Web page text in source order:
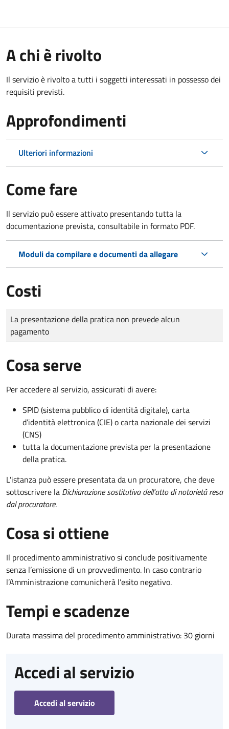
A chi è rivolto
Il servizio è rivolto a tutti i soggetti interessati in possesso dei
requisiti previsti.
Approfondimenti
Ulteriori informazioni
Come fare
Il servizio può essere attivato presentando tutta la
documentazione prevista, consultabile in formato PDF.
Moduli da compilare e documenti da allegare
Costi
Tipo di pagamento
Importo
La presentazione della pratica non prevede alcun
pagamento
Cosa serve
Per accedere al servizio, assicurati di avere:
SPID (sistema pubblico di identità digitale), carta
d’identità elettronica (CIE) o carta nazionale dei servizi
(CNS)
tutta la documentazione prevista per la presentazione
della pratica.
L'istanza può essere presentata da un procuratore, che deve
sottoscrivere la Dichiarazione sostitutiva dell'atto di notorietà resa
dal procuratore.
Cosa si ottiene
Il procedimento amministrativo si conclude positivamente
senza l’emissione di un provvedimento. In caso contrario
l’Amministrazione comunicherà l’esito negativo.
Tempi e scadenze
Durata massima del procedimento amministrativo: 30 giorni
Accedi al servizio
Accedi al servizio